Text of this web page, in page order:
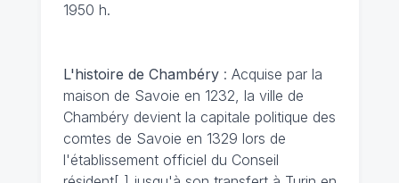
1950 h.
L'histoire de Chambéry: Acquise par la
maison de Savoie en 1232, la ville de
Chambéry devient la capitale politique des
comtes de Savoie en 1329 lors de
l'établissement officiel du Conseil